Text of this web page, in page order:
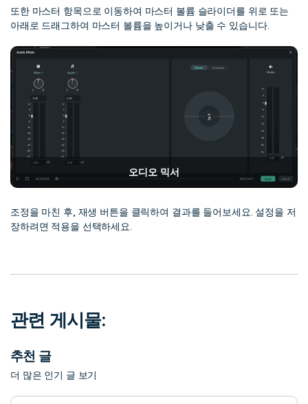
또한 마스터 항목으로 이동하여 마스터 볼륨 슬라이더를 위로 또는
아래로 드래그하여 마스터 볼륨을 높이거나 낮출 수 있습니다.
오디오 믹서
조정을 마친 후, 재생 버튼을 클릭하여 결과를 들어보세요. 설정을 저
장하려면 적용을 선택하세요.
관련 게시물:
추천 글
더 많은 인기 글 보기